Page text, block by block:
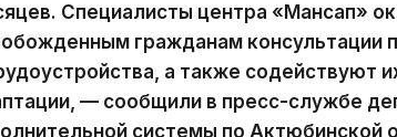
Специалисты центра «Мансап»
гражданам консультации
а также содействуют
— сообщили в пресс-службе
системы по Актюбинской